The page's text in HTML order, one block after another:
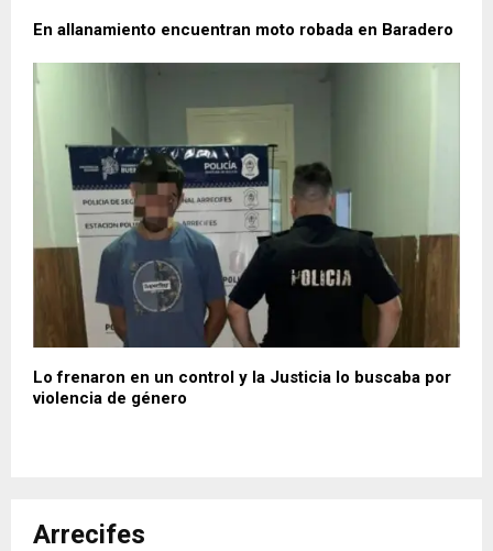
En allanamiento encuentran moto robada en Baradero
Lo frenaron en un control y la Justicia lo buscaba por
violencia de género
Arrecifes